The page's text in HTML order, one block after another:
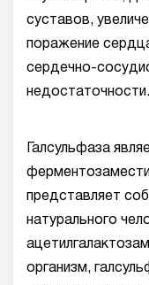
суставов,
поражение
сердечно-
недостаточности.
Галсульфаза
представляет
натурального
организм,